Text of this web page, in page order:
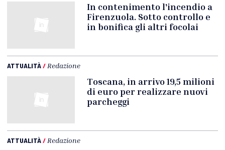
In contenimento l'incendio a
Firenzuola. Sotto controllo e
in bonifica gli altri focolai
ATTUALITÀ/ Redazione
Toscana, in arrivo 19,5 milioni
di euro per realizzare nuovi
parcheggi
ATTUALITÀ/ Redazione